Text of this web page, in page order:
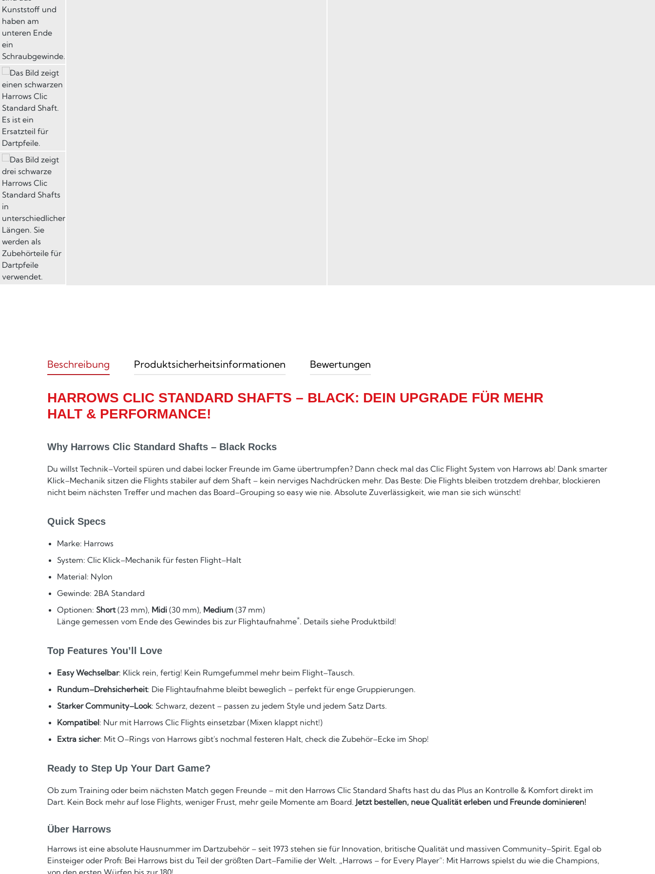
Beschreibung Produktsicherheitsinformationen Bewertungen
HARROWS CLIC STANDARD SHAFTS – BLACK: DEIN UPGRADE FÜR MEHR
HALT & PERFORMANCE!
Why Harrows Clic Standard Shafts – Black Rocks
Du willst Technik–Vorteil spüren und dabei locker Freunde im Game übertrumpfen? Dann check mal das Clic Flight System von Harrows ab! Dank smarter
Klick–Mechanik sitzen die Flights stabiler auf dem Shaft – kein nerviges Nachdrücken mehr. Das Beste: Die Flights bleiben trotzdem drehbar, blockieren
nicht beim nächsten Treffer und machen das Board–Grouping so easy wie nie. Absolute Zuverlässigkeit, wie man sie sich wünscht!
Quick Specs
Marke: Harrows
System: Clic Klick–Mechanik für festen Flight–Halt
Material: Nylon
Gewinde: 2BA Standard
Optionen: Short(23 mm), Midi (30 mm), Medium (37 mm)
Länge gemessen vom Ende des Gewindes bis zur Flightaufnahme*. Details siehe Produktbild!
Top Features You’ll Love
Easy Wechselbar: Klick rein, fertig! Kein Rumgefummel mehr beim Flight–Tausch.
Rundum–Drehsicherheit: Die Flightaufnahme bleibt beweglich – perfekt für enge Gruppierungen.
Starker Community–Look: Schwarz, dezent – passen zu jedem Style und jedem Satz Darts.
Kompatibel: Nur mit Harrows Clic Flights einsetzbar (Mixen klappt nicht!)
Extra sicher: Mit O–Rings von Harrows gibt's nochmal festeren Halt, check die Zubehör–Ecke im Shop!
Ready to Step Up Your Dart Game?
Ob zum Training oder beim nächsten Match gegen Freunde – mit den Harrows Clic Standard Shafts hast du das Plus an Kontrolle & Komfort direkt im
Dart. Kein Bock mehr auf lose Flights, weniger Frust, mehr geile Momente am Board. Jetzt bestellen, neue Qualität erleben und Freunde dominieren!
Über Harrows
Harrows ist eine absolute Hausnummer im Dartzubehör – seit 1973 stehen sie für Innovation, britische Qualität und massiven Community–Spirit. Egal ob
Einsteiger oder Profi: Bei Harrows bist du Teil der größten Dart–Familie der Welt. „Harrows – for Every Player”: Mit Harrows spielst du wie die Champions,
von den ersten Würfen bis zur 180!